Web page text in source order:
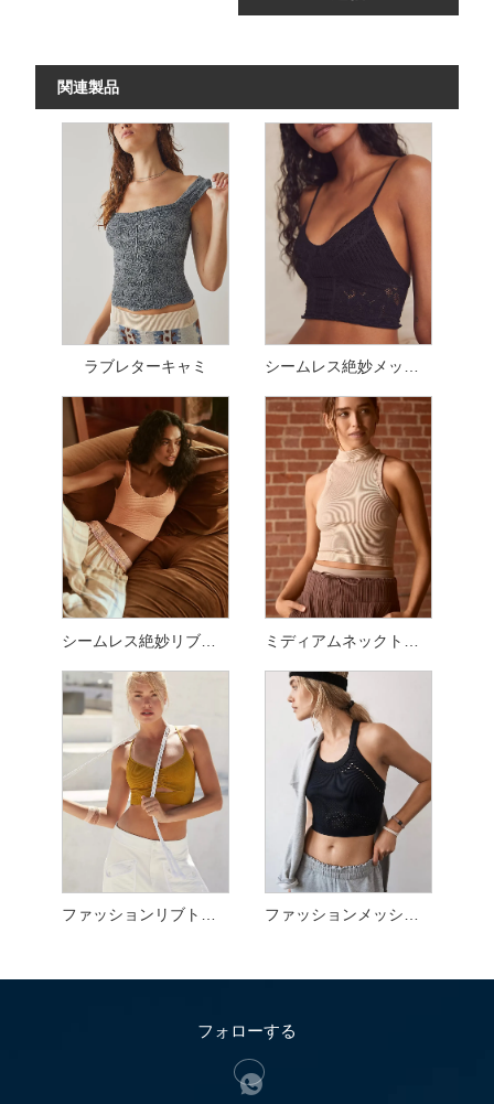
関連製品
ラブレターキャミ シームレス絶妙メッシュトップ
シームレス絶妙リブトップ
ファッションリブトップ ファッションメッシュトップ
フォローする